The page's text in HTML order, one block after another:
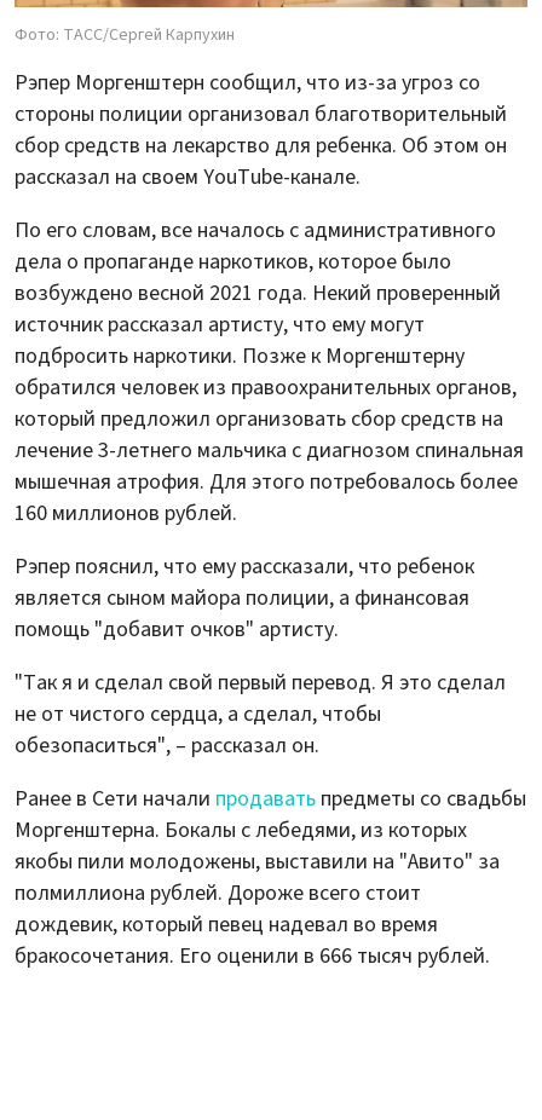
Фото: ТАСС/Сергей Карпухин
Рэпер Моргенштерн сообщил, что из-за угроз со
стороны полиции организовал благотворительный
сбор средств на лекарство для ребенка. Об этом он
рассказал на своем YouTube-канале.
По его словам, все началось с административного
дела о пропаганде наркотиков, которое было
возбуждено весной 2021 года. Некий проверенный
источник рассказал артисту, что ему могут
подбросить наркотики. Позже к Моргенштерну
обратился человек из правоохранительных органов,
который предложил организовать сбор средств на
лечение 3-летнего мальчика с диагнозом спинальная
мышечная атрофия. Для этого потребовалось более
160 миллионов рублей.
Рэпер пояснил, что ему рассказали, что ребенок
является сыном майора полиции, а финансовая
помощь "добавит очков" артисту.
"Так я и сделал свой первый перевод. Я это сделал
не от чистого сердца, а сделал, чтобы
обезопаситься", – рассказал он.
Ранее в Сети начали продавать предметы со свадьбы
Моргенштерна. Бокалы с лебедями, из которых
якобы пили молодожены, выставили на "Авито" за
полмиллиона рублей. Дороже всего стоит
дождевик, который певец надевал во время
бракосочетания. Его оценили в 666 тысяч рублей.